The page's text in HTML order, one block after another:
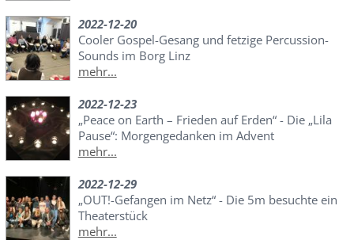
2022-12-20
Cooler Gospel-Gesang und fetzige Percussion-
Sounds im Borg Linz
mehr...
2022-12-23
„Peace on Earth – Frieden auf Erden“ - Die „Lila
Pause“: Morgengedanken im Advent
mehr...
2022-12-29
„OUT!-Gefangen im Netz“ - Die 5m besuchte ein
Theaterstück
mehr...